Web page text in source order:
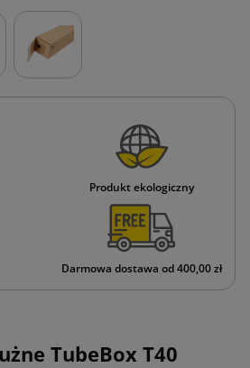
Produkt ekologiczny
Darmowa dostawa od 400,00 zł
TubeBox T40